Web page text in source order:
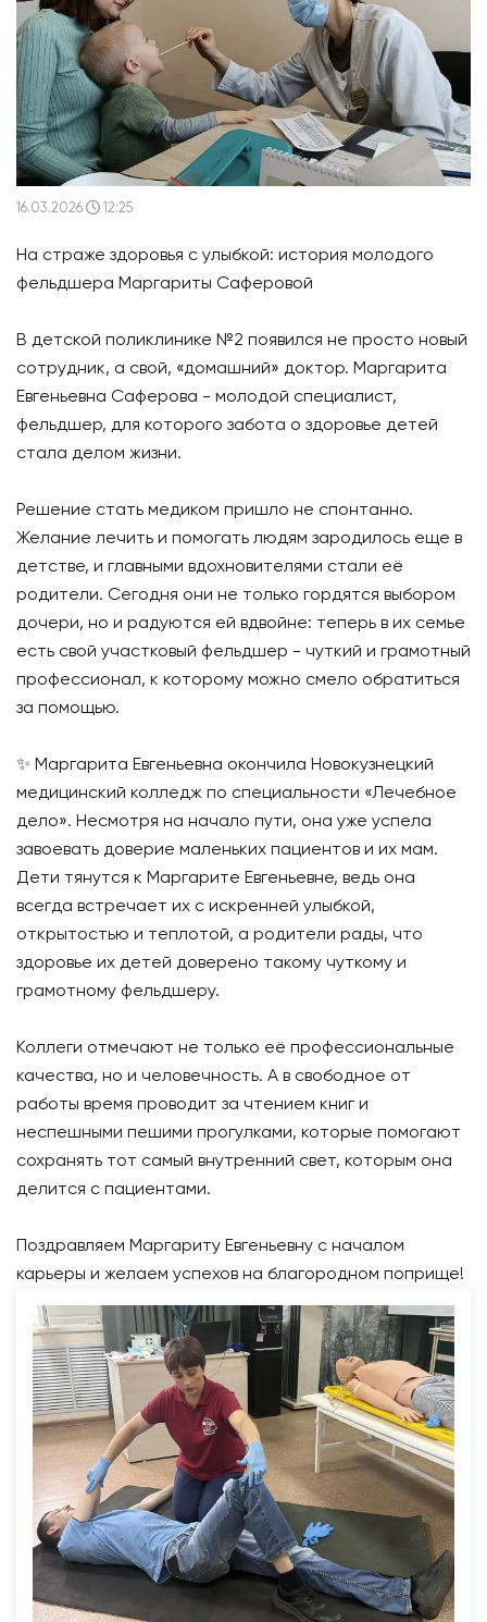
16.03.2026 12:25
На страже здоровья с улыбкой: история молодого
фельдшера Маргариты Саферовой
В детской поликлинике №2 появился не просто новый
сотрудник, а свой, «домашний» доктор. Маргарита
Евгеньевна Саферова - молодой специалист,
фельдшер, для которого забота о здоровье детей
стала делом жизни.
Решение стать медиком пришло не спонтанно.
Желание лечить и помогать людям зародилось еще в
детстве, и главными вдохновителями стали её
родители. Сегодня они не только гордятся выбором
дочери, но и радуются ей вдвойне: теперь в их семье
есть свой участковый фельдшер - чуткий и грамотный
профессионал, к которому можно смело обратиться
за помощью.
✨ Маргарита Евгеньевна окончила Новокузнецкий
медицинский колледж по специальности «Лечебное
дело». Несмотря на начало пути, она уже успела
завоевать доверие маленьких пациентов и их мам.
Дети тянутся к Маргарите Евгеньевне, ведь она
всегда встречает их с искренней улыбкой,
открытостью и теплотой, а родители рады, что
здоровье их детей доверено такому чуткому и
грамотному фельдшеру.
Коллеги отмечают не только её профессиональные
качества, но и человечность. А в свободное от
работы время проводит за чтением книг и
неспешными пешими прогулками, которые помогают
сохранять тот самый внутренний свет, которым она
делится с пациентами.
Поздравляем Маргариту Евгеньевну с началом
карьеры и желаем успехов на благородном поприще!